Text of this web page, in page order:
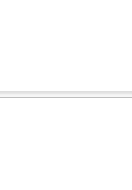
jakość obsługi.